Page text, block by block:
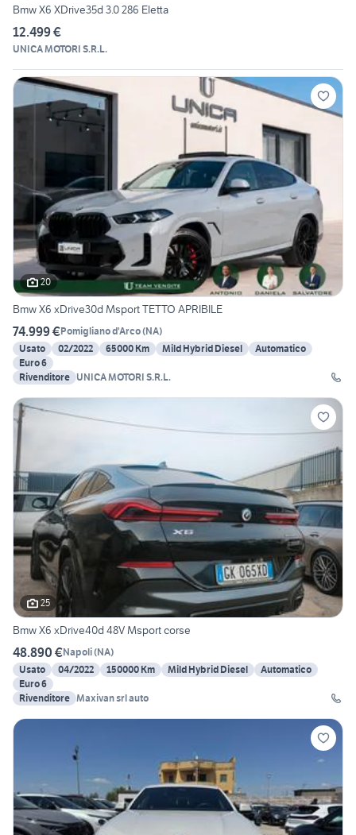
Bmw X6 XDrive35d 3.0 286 Eletta
12.499 €
UNICA MOTORI S.R.L.
20
Bmw X6 xDrive30d Msport TETTO APRIBILE
74.999 €Pomigliano d'Arco(NA)
Usato
02/2022 65000 Km Mild Hybrid Diesel
Automatico
Euro 6
Rivenditore UNICA MOTORI S.R.L.
25
Bmw X6 xDrive40d 48V Msport corse
48.890 €Napoli(NA)
Usato
04/2022 150000 Km Mild Hybrid Diesel
Automatico
Euro 6
Rivenditore Maxivan srl auto